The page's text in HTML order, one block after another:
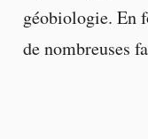
géobiologie. En
de nombreuses